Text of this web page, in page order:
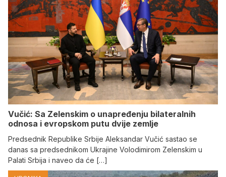
Vučić: Sa Zelenskim o unapređenju bilateralnih
odnosa i evropskom putu dvije zemlje
Predsednik Republike Srbije Aleksandar Vučić sastao se
danas sa predsednikom Ukrajine Volodimirom Zelenskim u
Palati Srbija i naveo da će […]